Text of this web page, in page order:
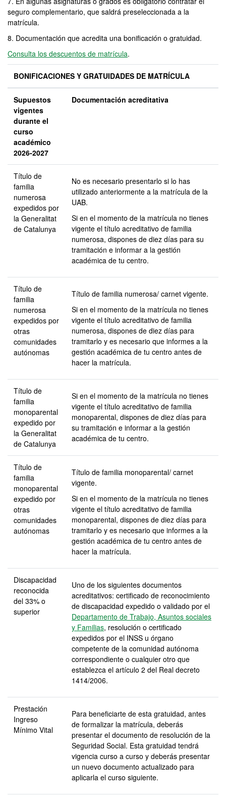
seguro complementario, que saldrá preseleccionada a la
matrícula.
8. Documentación que acredita una bonificación o gratuidad.
Consulta los descuentos de matrícula.
BONIFICACIONES Y GRATUIDADES DE MATRÍCULA
Supuestos
vigentes
durante el
curso
académico
2026-2027
Documentación acreditativa
Título de
familia
numerosa
expedidos por
la Generalitat
de Catalunya
No es necesario presentarlo si lo has
utilizado anteriormente a la matrícula de la
UAB.
Si en el momento de la matrícula no tienes
vigente el título acreditativo de familia
numerosa, dispones de diez días para su
tramitación e informar a la gestión
académica de tu centro.
Título de
familia
numerosa
expedidos por
otras
comunidades
autónomas
Título de familia numerosa/ carnet vigente.
Si en el momento de la matrícula no tienes
vigente el título acreditativo de familia
numerosa, dispones de diez días para
tramitarlo y es necesario que informes a la
gestión académica de tu centro antes de
hacer la matrícula.
Título de
familia
monoparental
expedido por
la Generalitat
de Catalunya
Si en el momento de la matrícula no tienes
vigente el título acreditativo de familia
monoparental, dispones de diez días para
su tramitación e informar a la gestión
académica de tu centro.
Título de
familia
monoparental
expedido por
otras
comunidades
autónomas
Título de familia monoparental/ carnet
vigente.
Si en el momento de la matrícula no tienes
vigente el título acreditativo de familia
monoparental, dispones de diez días para
tramitarlo y es necesario que informes a la
gestión académica de tu centro antes de
hacer la matrícula.
Discapacidad
reconocida
del 33% o
superior
Uno de los siguientes documentos
acreditativos: certificado de reconocimiento
de discapacidad expedido o validado por el
Departamento de Trabajo, Asuntos sociales
y Familias, resolución o certificado
expedidos por el INSS u órgano
competente de la comunidad autónoma
correspondiente o cualquier otro que
establezca el artículo 2 del Real decreto
1414/2006.
Prestación
Ingreso
Mínimo Vital
Para beneficiarte de esta gratuidad, antes
de formalizar la matrícula, deberás
presentar el documento de resolución de la
Seguridad Social. Esta gratuidad tendrá
vigencia curso a curso y deberás presentar
un nuevo documento actualizado para
aplicarla el curso siguiente.